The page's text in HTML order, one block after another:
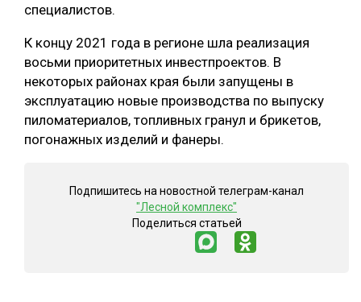
специалистов.
К концу 2021 года в регионе шла реализация
восьми приоритетных инвестпроектов. В
некоторых районах края были запущены в
эксплуатацию новые производства по выпуску
пиломатериалов, топливных гранул и брикетов,
погонажных изделий и фанеры.
Подпишитесь на новостной телеграм-канал
"Лесной комплекс"
Поделиться статьей